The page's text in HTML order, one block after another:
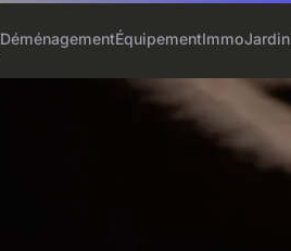
DéménagementÉquipementImmoJardin